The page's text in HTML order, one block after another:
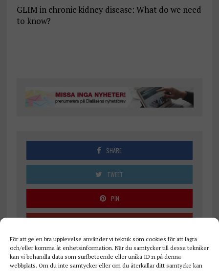
För att ge en bra upplevelse använder vi teknik som cookies för att lagra
och/eller komma åt enhetsinformation. När du samtycker till dessa tekniker
kan vi behandla data som surfbeteende eller unika ID:n på denna
webbplats. Om du inte samtycker eller om du återkallar ditt samtycke kan
GLIM in chronic kidney disease: What do we need
to know?
SHARE
TWEET
PIN